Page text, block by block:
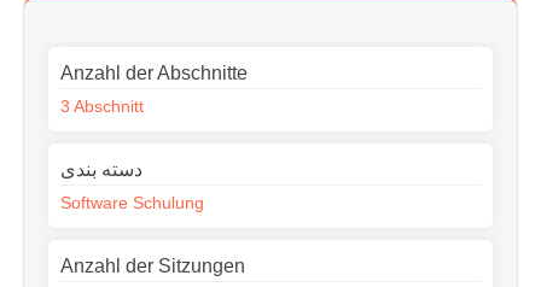
Anzahl der Abschnitte
3 Abschnitt
دسته بندی
Software Schulung
Anzahl der Sitzungen